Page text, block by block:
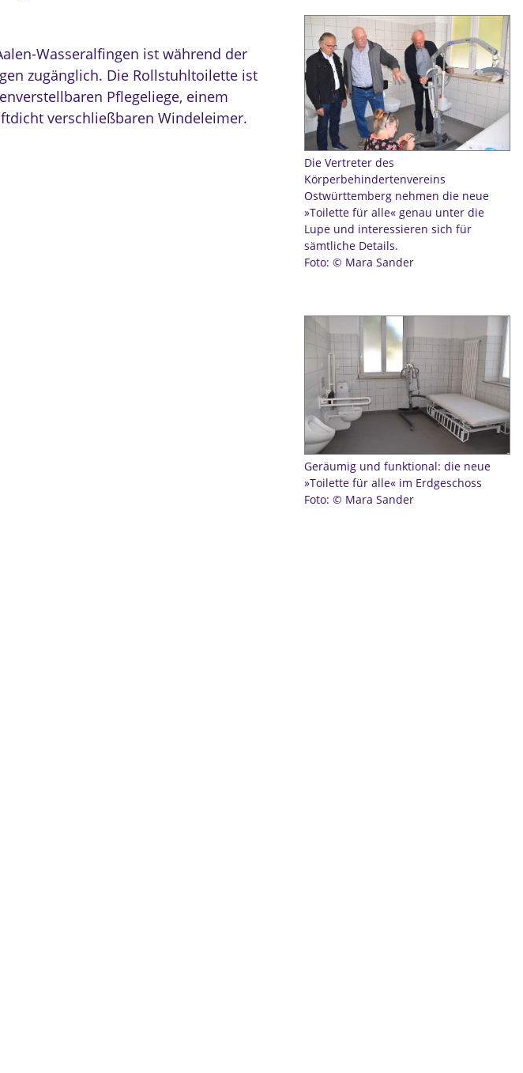
Wasseralfingen ist während der
zugänglich. Die Rollstuhltoilette ist
Pflegeliege, einem
verschließbaren Windeleimer.
Die Vertreter des
Körperbehindertenvereins
Ostwürttemberg nehmen die neue
»Toilette für alle« genau unter die
Lupe und interessieren sich für
sämtliche Details.
Foto: © Mara Sander
Geräumig und funktional: die neue
»Toilette für alle« im Erdgeschoss
Foto: © Mara Sander